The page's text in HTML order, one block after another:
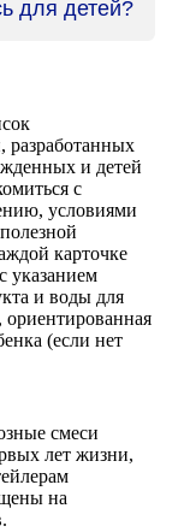
для детей?
разработанных
и детей
с
условиями
карточке
указанием
и воды для
ориентированная
(если нет
смеси
лет жизни,
на